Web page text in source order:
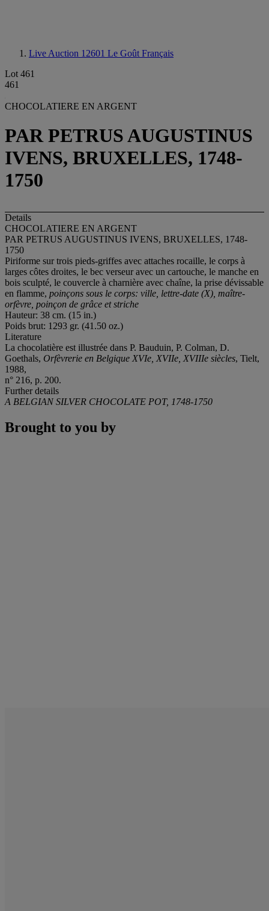
Live Auction 12601 Le Goût Français
Lot 461
461
CHOCOLATIERE EN ARGENT
PAR PETRUS AUGUSTINUS
IVENS, BRUXELLES, 1748-
1750
Details
CHOCOLATIERE EN ARGENT
PAR PETRUS AUGUSTINUS IVENS, BRUXELLES, 1748-
1750
Piriforme sur trois pieds-griffes avec attaches rocaille, le corps à
larges côtes droites, le bec verseur avec un cartouche, le manche en
bois sculpté, le couvercle à charnière avec chaîne, la prise dévissable
en flamme, poinçons sous le corps: ville, lettre-date (X), maître-
orfèvre, poinçon de grâce et striche
Hauteur: 38 cm. (15 in.)
Poids brut: 1293 gr. (41.50 oz.)
Literature
La chocolatière est illustrée dans P. Bauduin, P. Colman, D.
Goethals, Orfèvrerie en Belgique XVIe, XVIIe, XVIIIe siècles, Tielt,
1988,
n° 216, p. 200.
Further details
A BELGIAN SILVER CHOCOLATE POT, 1748-1750
Brought to you by